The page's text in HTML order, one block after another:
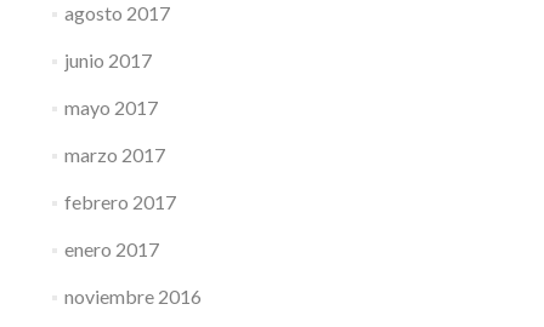
agosto 2017
junio 2017
mayo 2017
marzo 2017
febrero 2017
enero 2017
noviembre 2016